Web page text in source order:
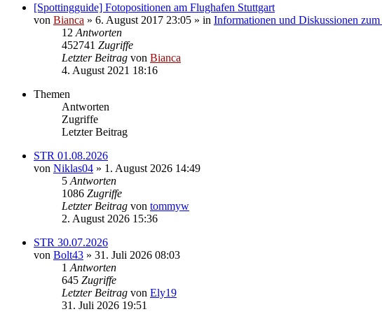
[Spottingguide] Fotopositionen am Flughafen Stuttgart
von Bianca » 6. August 2017 23:05 » in Informationen und Diskussionen
12 Antworten
452741 Zugriffe
Letzter Beitrag von Bianca
4. August 2021 18:16
Themen
Antworten
Zugriffe
Letzter Beitrag
STR 01.08.2026
von Niklas04 » 1. August 2026 14:49
5 Antworten
1086 Zugriffe
Letzter Beitrag von tommyw
2. August 2026 15:36
STR 30.07.2026
von Bolt43 » 31. Juli 2026 08:03
1 Antworten
645 Zugriffe
Letzter Beitrag von Ely19
31. Juli 2026 19:51